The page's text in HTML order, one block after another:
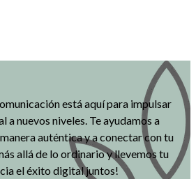
está aquí para impulsar
a nuevos niveles. Te ayudamos a
auténtica y a conectar con tu
allá de lo ordinario y llevemos tu
el éxito digital juntos!